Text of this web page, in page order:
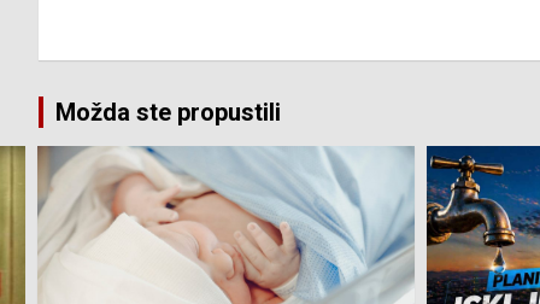
Možda ste propustili